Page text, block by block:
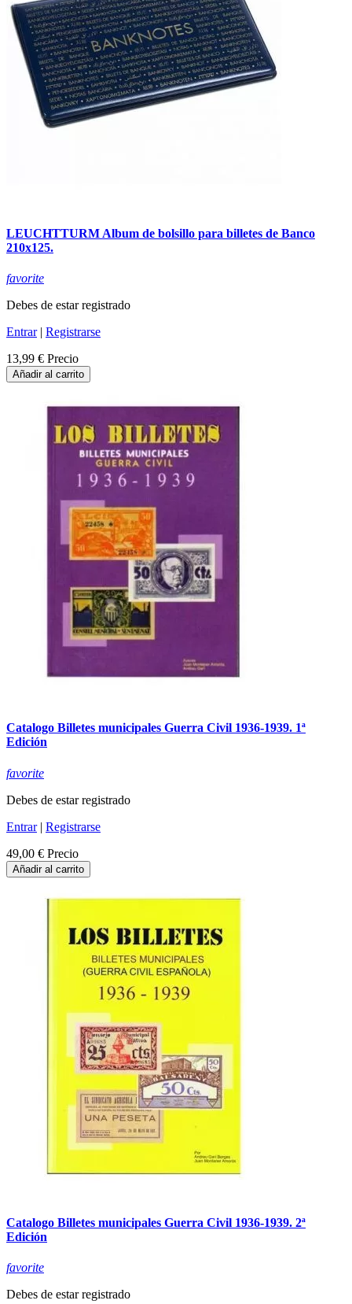
LEUCHTTURM Album de bolsillo para billetes de Banco
210x125.
favorite
Debes de estar registrado
Entrar| Registrarse
13,99 € Precio
Añadir al carrito
Catalogo Billetes municipales Guerra Civil 1936-1939. 1ª
Edición
favorite
Debes de estar registrado
Entrar| Registrarse
49,00 € Precio
Añadir al carrito
Catalogo Billetes municipales Guerra Civil 1936-1939. 2ª
Edición
favorite
Debes de estar registrado